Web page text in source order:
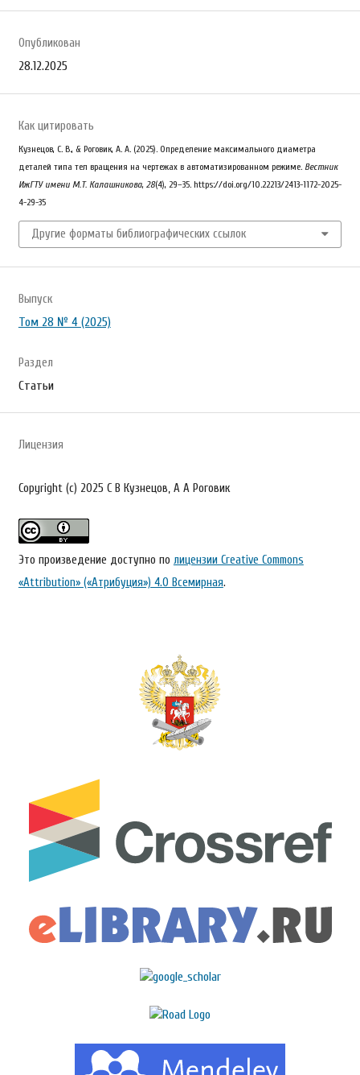
Опубликован
28.12.2025
Как цитировать
Кузнецов, С. В., & Роговик, А. А. (2025). Определение максимального диаметра
деталей типа тел вращения на чертежах в автоматизированном режиме. Вестник
ИжГТУ имени М.Т. Калашникова, 28(4), 29–35. https://doi.org/10.22213/2413-1172-2025-
4-29-35
Другие форматы библиографических ссылок
Выпуск
Том 28 № 4 (2025)
Раздел
Статьи
Лицензия
Copyright (c) 2025 С В Кузнецов, А А Роговик
Это произведение доступно по лицензии Creative Commons
«Attribution» («Атрибуция») 4.0 Всемирная.